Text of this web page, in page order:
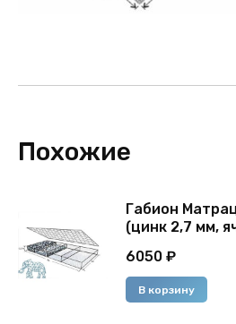
Похожие
Габион
(цинк 2,7 мм,
6050 ₽
В корзину